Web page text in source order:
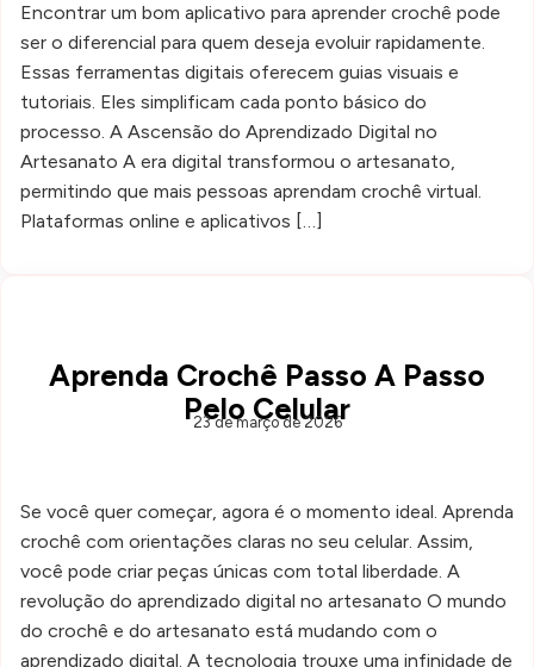
Encontrar um bom aplicativo para aprender crochê pode
ser o diferencial para quem deseja evoluir rapidamente.
Essas ferramentas digitais oferecem guias visuais e
tutoriais. Eles simplificam cada ponto básico do
processo. A Ascensão do Aprendizado Digital no
Artesanato A era digital transformou o artesanato,
permitindo que mais pessoas aprendam crochê virtual.
Plataformas online e aplicativos […]
Aprenda Crochê Passo A Passo
Pelo Celular
23 de março de 2026
Se você quer começar, agora é o momento ideal. Aprenda
crochê com orientações claras no seu celular. Assim,
você pode criar peças únicas com total liberdade. A
revolução do aprendizado digital no artesanato O mundo
do crochê e do artesanato está mudando com o
aprendizado digital. A tecnologia trouxe uma infinidade de